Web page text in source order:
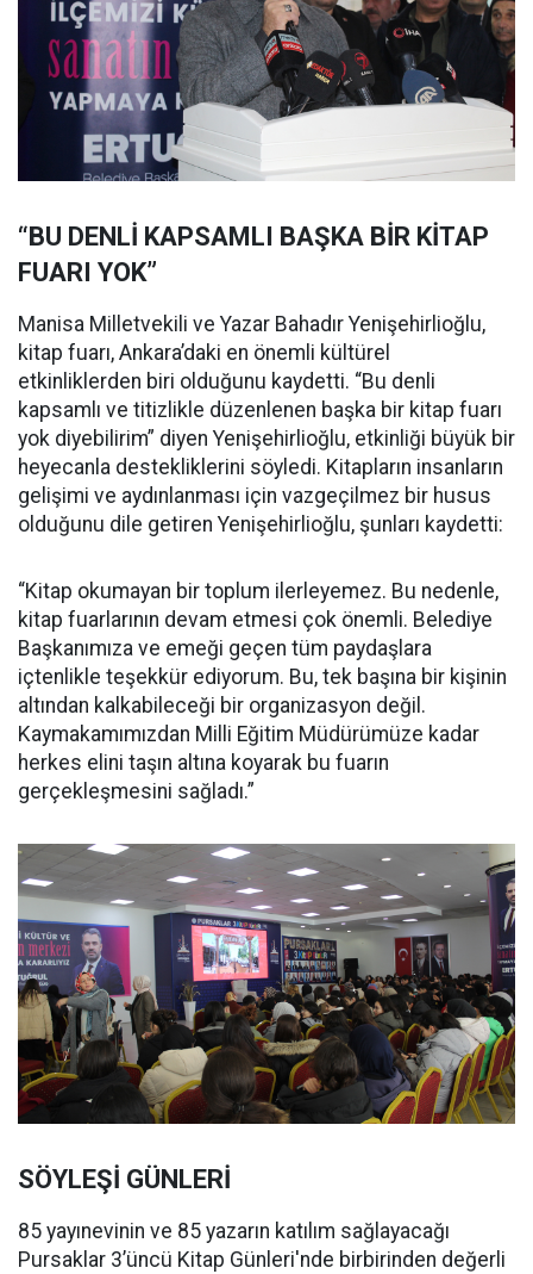
“BU DENLİ KAPSAMLI BAŞKA BİR KİTAP
FUARI YOK”
Manisa Milletvekili ve Yazar Bahadır Yenişehirlioğlu,
kitap fuarı, Ankara’daki en önemli kültürel
etkinliklerden biri olduğunu kaydetti. “Bu denli
kapsamlı ve titizlikle düzenlenen başka bir kitap fuarı
yok diyebilirim” diyen Yenişehirlioğlu, etkinliği büyük bir
heyecanla destekliklerini söyledi. Kitapların insanların
gelişimi ve aydınlanması için vazgeçilmez bir husus
olduğunu dile getiren Yenişehirlioğlu, şunları kaydetti:
“Kitap okumayan bir toplum ilerleyemez. Bu nedenle,
kitap fuarlarının devam etmesi çok önemli. Belediye
Başkanımıza ve emeği geçen tüm paydaşlara
içtenlikle teşekkür ediyorum. Bu, tek başına bir kişinin
altından kalkabileceği bir organizasyon değil.
Kaymakamımızdan Milli Eğitim Müdürümüze kadar
herkes elini taşın altına koyarak bu fuarın
gerçekleşmesini sağladı.”
SÖYLEŞİ GÜNLERİ
85 yayınevinin ve 85 yazarın katılım sağlayacağı
Pursaklar 3’üncü Kitap Günleri'nde birbirinden değerli